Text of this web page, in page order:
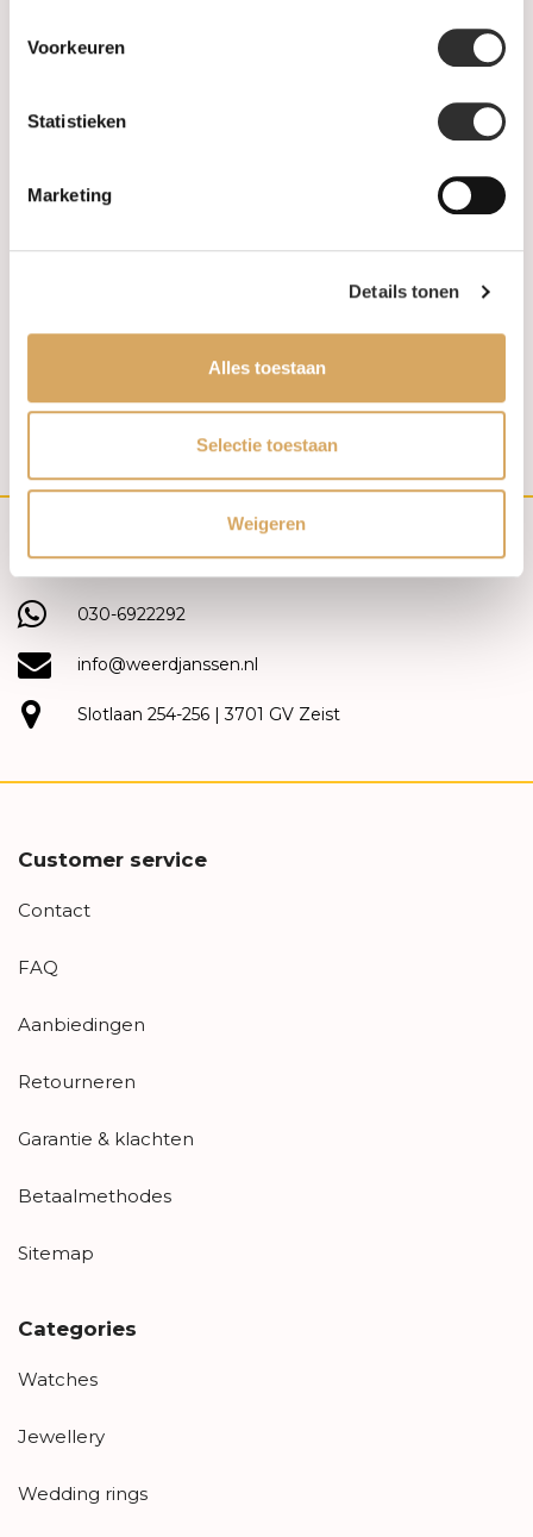
Voorkeuren
Statistieken
Marketing
Details tonen
Alles toestaan
Selectie toestaan
Weigeren
ROOS1835 Ring 18k
ROOS1835 Ring 18k
Roségoud met diamant
1 2
(030) 692 22 92
030-6922292
info@weerdjanssen.nl
Slotlaan 254-256 | 3701 GV Zeist
Customer service
Contact
FAQ
Aanbiedingen
Retourneren
Garantie & klachten
Betaalmethodes
Sitemap
Categories
Watches
Jewellery
Wedding rings